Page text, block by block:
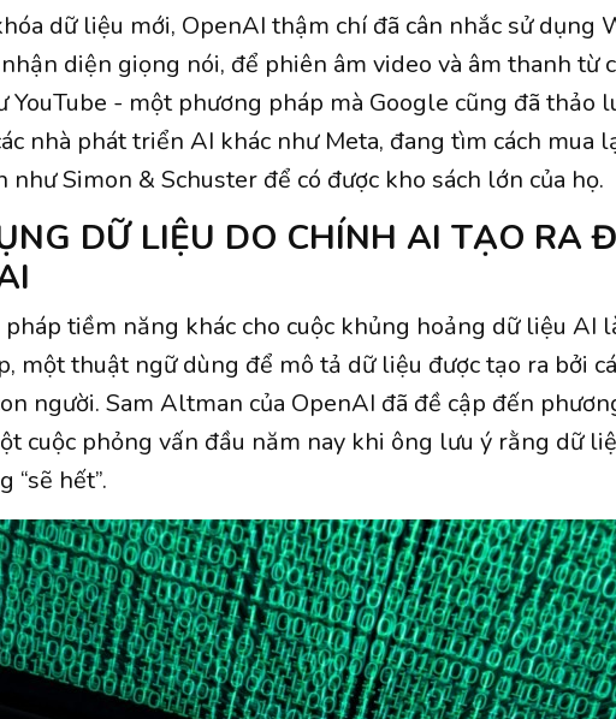
dữ liệu mới, OpenAI thậm chí đã cân nhắc sử dụng
diện giọng nói, để phiên âm video và âm thanh từ
YouTube - một phương pháp mà Google cũng đã thảo
nhà phát triển AI khác như Meta, đang tìm cách mua
như Simon & Schuster để có được kho sách lớn của họ.
DỮ LIỆU DO CHÍNH AI TẠO RA
tiềm năng khác cho cuộc khủng hoảng dữ liệu AI
một thuật ngữ dùng để mô tả dữ liệu được tạo ra bởi
người. Sam Altman của OpenAI đã đề cập đến
cuộc phỏng vấn đầu năm nay khi ông lưu ý rằng dữ
“sẽ hết”.